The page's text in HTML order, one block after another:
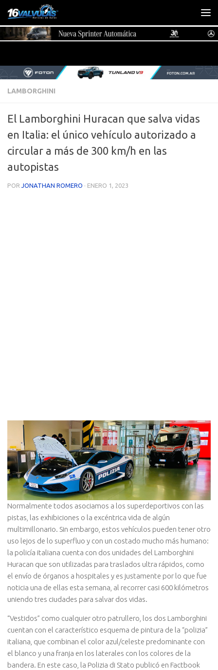
Saltar al contenido
LAMBORGHINI
El Lamborghini Huracan que salva vidas
en Italia: el único vehículo autorizado a
circular a más de 300 km/h en las
autopistas
POR JONATHAN ROMERO · ENERO 1, 2023
Normalmente todos asociamos a los superdeportivos con las
pistas, las exhibiciones o la excéntrica vida de algún
multimillonario. Sin embargo, estos vehículos pueden tener otro
uso lejos de lo superfluo y con un costado mucho más humano:
la policía italiana cuenta con dos unidades del Lamborghini
Huracan que son utilizadas para traslados ultra rápidos, como
el envío de órganos a hospitales y es justamente por lo que fue
noticia una de ellas esta semana, al recorrer casi 600 kilómetros
uniendo tres ciudades para salvar dos vidas.
“Vestidos” como cualquier otro patrullero, los dos Lamborghini
cuentan con el característico esquema de pintura de la “polizia”
italiana, que combinan el color azul/celeste predominante con
el blanco y una franja en los laterales con los colores de la
bandera. En este caso, la Polizia di Stato publicó en Factbook